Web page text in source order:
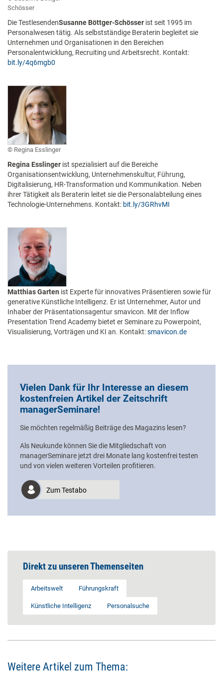
Schösser
Die TestlesendenSusanne Böttger-Schösser ist seit 1995 im
Personalwesen tätig. Als selbstständige Beraterin begleitet sie
Unternehmen und Organisationen in den Bereichen
Personalentwicklung, Recruiting und Arbeitsrecht. Kontakt:
bit.ly/4q6mgb0
Regina Esslinger
Regina Esslinger ist spezialisiert auf die Bereiche
Organisationsentwicklung, Unternehmenskultur, Führung,
Digitalisierung, HR-Transformation und Kommunikation. Neben
ihrer Tätigkeit als Beraterin leitet sie die Personalabteilung eines
Technologie-Unternehmens. Kontakt: bit.ly/3GRhvMI
Matthias Garten ist Experte für innovatives Präsentieren sowie für
generative Künstliche Intelligenz. Er ist Unternehmer, Autor und
Inhaber der Präsentationsagentur smavicon. Mit der Inflow
Presentation Trend Academy bietet er Seminare zu Powerpoint,
Visualisierung, Vorträgen und KI an. Kontakt:smavicon.de
Vielen Dank für Ihr Interesse an diesem
kostenfreien Artikel der Zeitschrift
managerSeminare!
Sie möchten regelmäßig Beiträge des Magazins lesen?
Als Neukunde können Sie die Mitgliedschaft von
managerSeminare jetzt drei Monate lang kostenfrei testen
und von vielen weiteren Vorteilen profitieren.
Zum Testabo
Direkt zu unseren Themenseiten
Arbeitswelt Führungskraft
Künstliche Intelligenz Personalsuche
Weitere Artikel zum Thema: